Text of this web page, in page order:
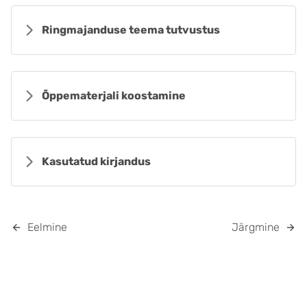
Ringmajanduse teema tutvustus
Õppematerjali koostamine
Kasutatud kirjandus
Eelmine Järgmine